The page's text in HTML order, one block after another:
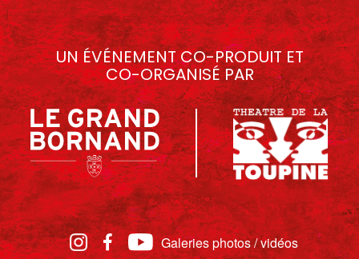
UN ÉVÉNEMENT CO-PRODUIT ET
CO-ORGANISÉ PAR
Galeries photos / vidéos